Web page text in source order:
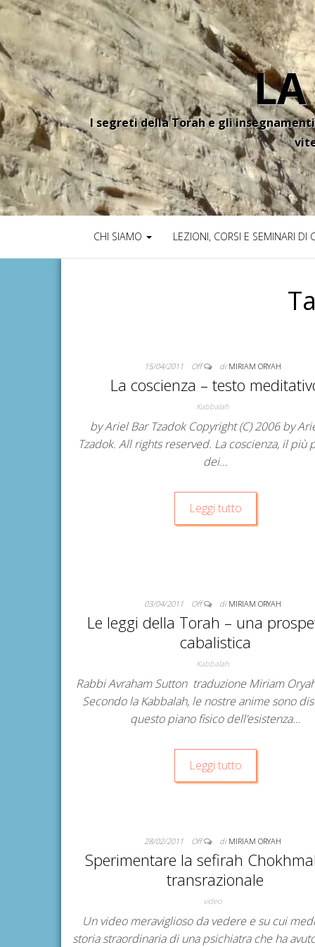
I segreti della Torah e gli
CHI SIAMO LEZIONI, CORSI E SEMINARI DI
15/04/2011 Off di MIRIAM ORYAH
La coscienza – testo
Kabbalah
by Ariel Bar Tzadok Copyright (C) 2006 by
Tzadok. All rights reserved. La coscienza, il più
dei…
Leggi tutto
03/04/2011 Off di MIRIAM ORYAH
Le leggi della Torah – una
cabalistica
Kabbalah
Rabbi Avraham Sutton traduzione Miriam
Secondo la Kabbalah, le nostre anime sono
questo piano fisico dell’esistenza…
Leggi tutto
28/02/2011 Off di MIRIAM ORYAH
Sperimentare la sefirah
transrazionale
video
Un video meraviglioso da vedere e su cui
storia straordinaria di una psichiatra che ha